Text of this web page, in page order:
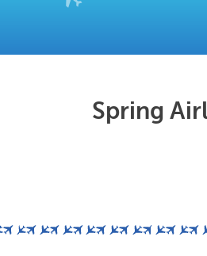
Spring